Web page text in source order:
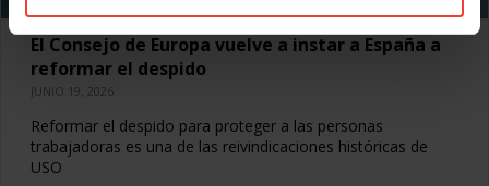
El Consejo de Europa vuelve a instar a España a
reformar el despido
JUNIO 19, 2026
Reformar el despido para proteger a las personas
trabajadoras es una de las reivindicaciones históricas de
USO